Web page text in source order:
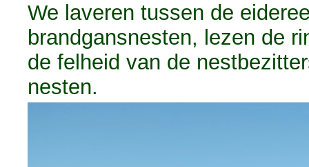
We laveren tussen de
brandgansnesten, lezen de
de felheid van de
nesten.